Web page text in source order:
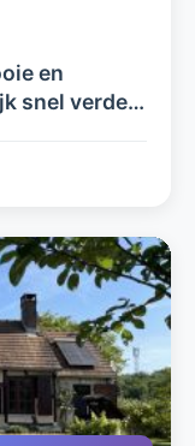
en
snel verder